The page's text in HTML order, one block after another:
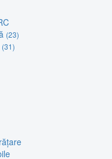
(23)
(31)